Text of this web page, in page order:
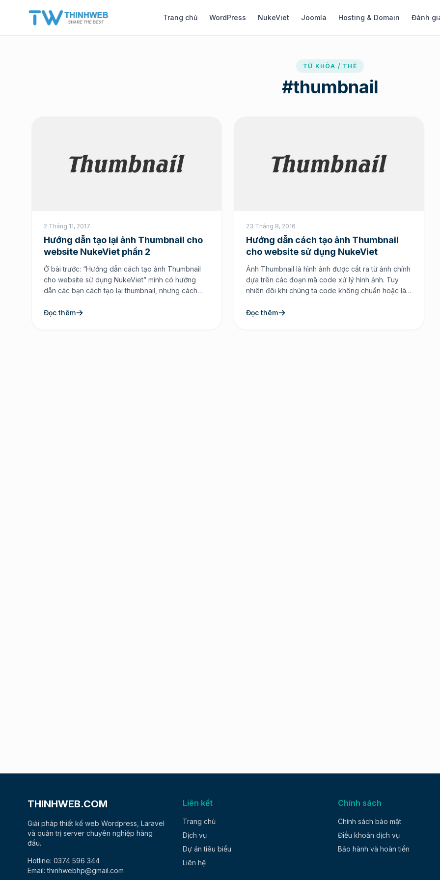
Trang chủ WordPress NukeViet Joomla Hosting & Domain Đánh
TỪ KHÓA / THẺ
#thumbnail
2 Tháng 11, 2017
Hướng dẫn tạo lại ảnh Thumbnail cho
website NukeViet phần 2
Ở bài trước: “Hướng dẫn cách tạo ảnh Thumbnail
cho website sử dụng NukeViet” mình có hướng
dẫn các bạn cách tạo lại thumbnail, nhưng cách
thay vì cách làm như vậy thì hôm nay Thịnh chia sẻ
Đọc thêm
23 Tháng 8, 2016
Hướng dẫn cách tạo ảnh Thumbnail
cho website sử dụng NukeViet
Ảnh Thumbnail là hình ảnh được cắt ra từ ảnh chính
dựa trên các đoạn mã code xử lý hình ảnh. Tuy
nhiên đôi khi chúng ta code không chuẩn hoặc làm
kích thước không được chuẩn. Khi đó thì người truy
Đọc thêm
THINHWEB.COM
Giải pháp thiết kế web Wordpress, Laravel
và quản trị server chuyên nghiệp hàng
đầu.
Hotline: 0374 596 344
Email: thinhwebhp@gmail.com
Liên kết
Trang chủ
Dịch vụ
Dự án tiêu biểu
Liên hệ
Chính sách
Chính sách bảo mật
Điều khoản dịch vụ
Bảo hành và hoàn tiền